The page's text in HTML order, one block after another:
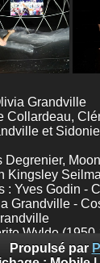
Grandville
Collardeau,
et
Degrenier,
Kingsley
: Yves Godin -
Grandville -
Wylde
Cannes
Propulsé par